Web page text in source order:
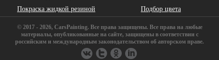
Ferrari
Покраска жидкой резиной
Подбор цвета
© 2017 - 2026, CarsPainting. Все права защищены. Все права на любые
материалы, опубликованные на сайте, защищены в соответствии с
российским и международным законодательством об авторском праве.